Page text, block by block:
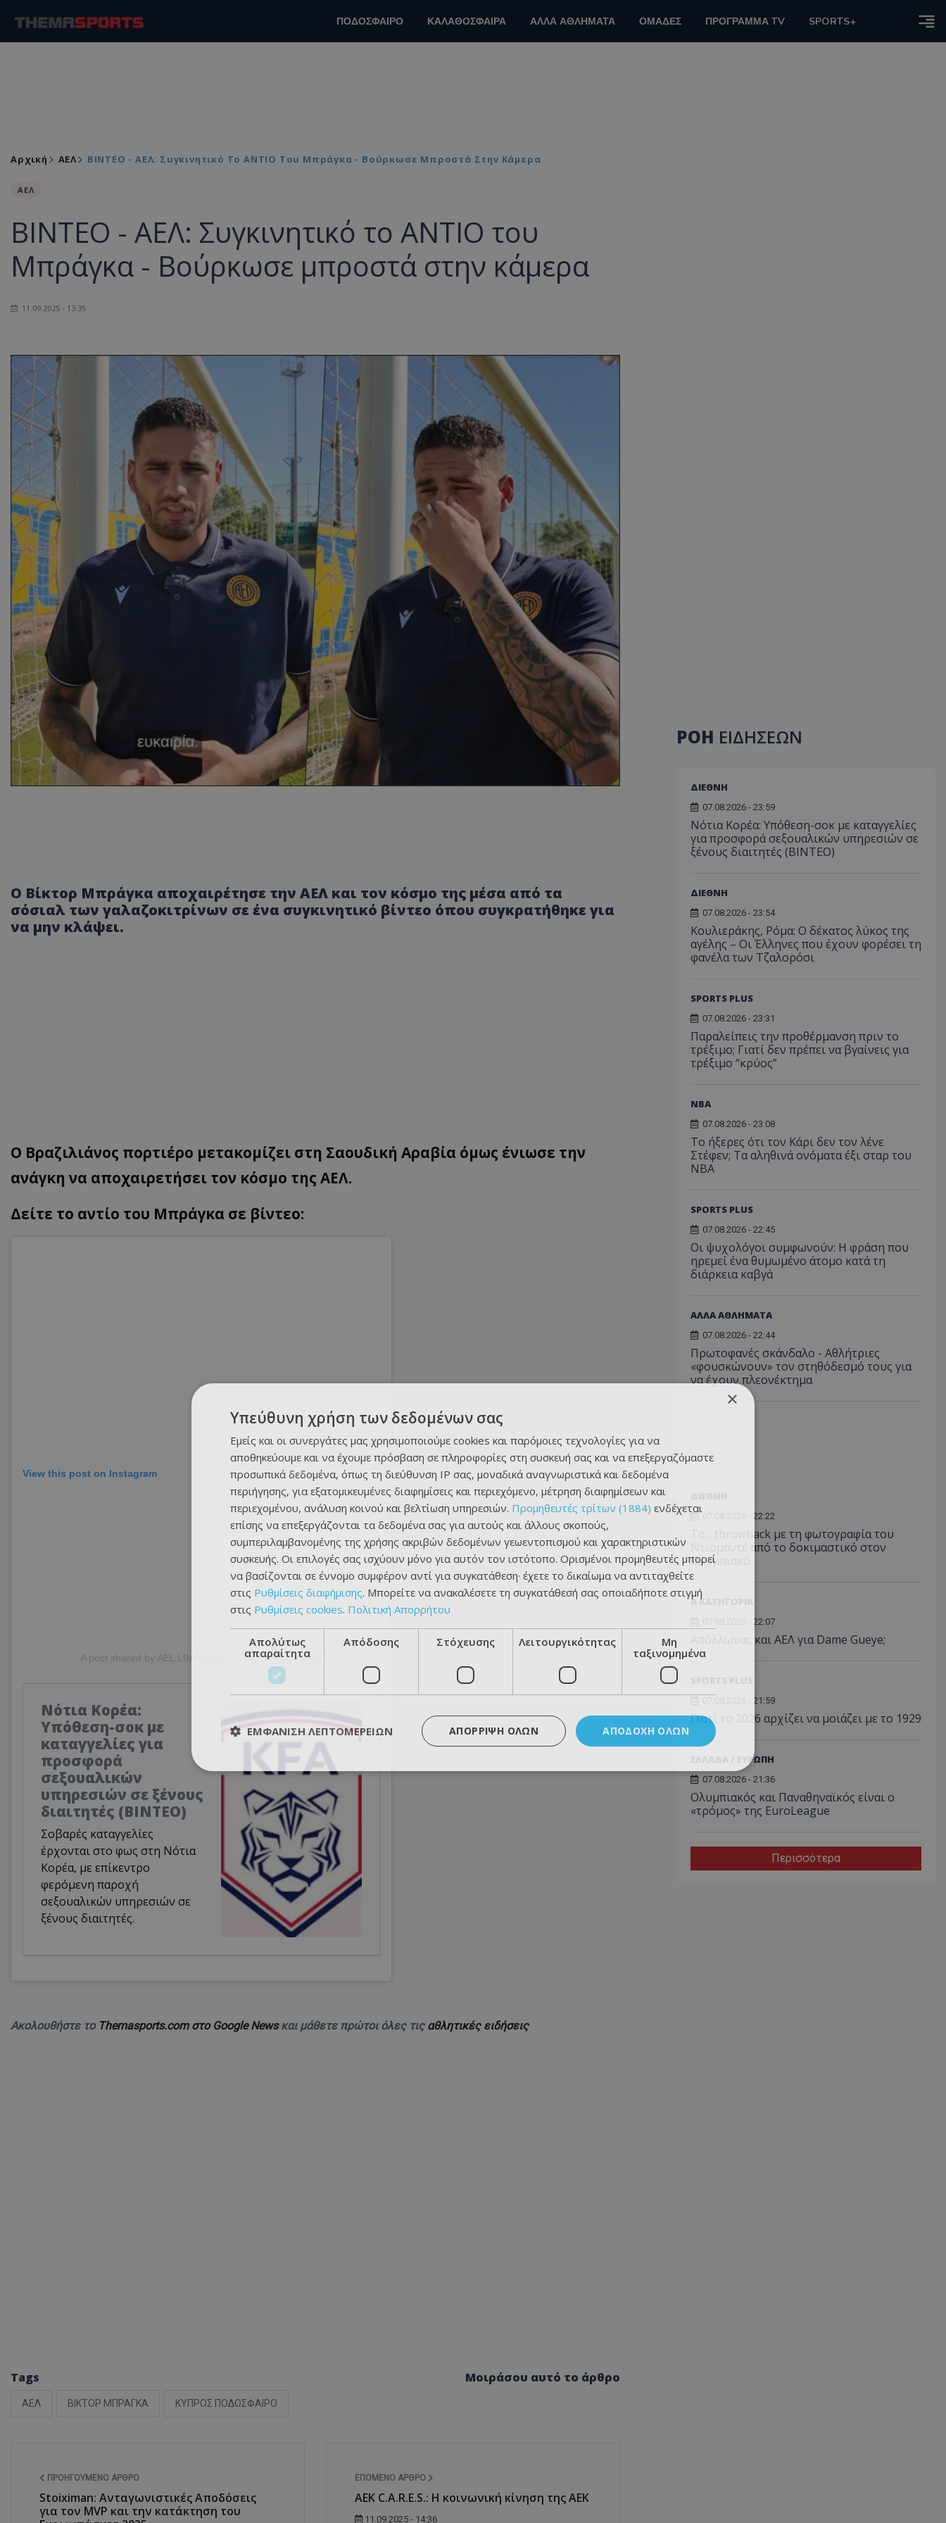
ΠΟΔΟΣΦΑΙΡΟ ΚΑΛΑΘΟΣΦΑΙΡΑ ΑΛΛΑ ΑΘΛΗΜΑΤΑ ΟΜΑΔΕΣ ΠΡΟΓΡΑΜΜΑ TV SPORTS+
Αρχική ΑΕΛ BINTEO - ΑΕΛ: Συγκινητικό Το ΑΝΤΙΟ Του Μπράγκα - Βούρκωσε Μπροστά Στην Κάμερα
ΑΕΛ
BINTEO - ΑΕΛ: Συγκινητικό το ΑΝΤΙΟ του
Μπράγκα - Βούρκωσε μπροστά στην κάμερα
11.09.2025 - 13:35
Ο Βίκτορ Μπράγκα αποχαιρέτησε την ΑΕΛ και τον κόσμο της μέσα από τα
σόσιαλ των γαλαζοκιτρίνων σε ένα συγκινητικό βίντεο όπου συγκρατήθηκε για
να μην κλάψει.
Ο Βραζιλιάνος πορτιέρο μετακομίζει στη Σαουδική Αραβία όμως ένιωσε την
ανάγκη να αποχαιρετήσει τον κόσμο της ΑΕΛ.
Δείτε το αντίο του Μπράγκα σε βίντεο:
View this post on Instagram
A post shared by AEL LIMASSOL FC (@ael_fc_official)
Νότια Κορέα:
Υπόθεση-σοκ με
καταγγελίες για
προσφορά
σεξουαλικών
υπηρεσιών σε ξένους
διαιτητές (BINTEO)
Σοβαρές καταγγελίες
έρχονται στο φως στη Νότια
Κορέα, με επίκεντρο
φερόμενη παροχή
σεξουαλικών υπηρεσιών σε
ξένους διαιτητές.
Ακολουθήστε το Themasports.com στο Google Newsκαι μάθετε πρώτοι όλες τις αθλητικές ειδήσεις
Tags
ΑΕΛ ΒΙΚΤΟΡ ΜΠΡΑΓΚΑ ΚΥΠΡΟΣ ΠΟΔΟΣΦΑΙΡΟ
Μοιράσου αυτό το άρθρο
ΠΡΟΗΓΟΎΜΕΝΟ ΆΡΘΡΟ
Stoiximan: Ανταγωνιστικές Αποδόσεις
για τον MVP και την κατάκτηση του
ΕΠΌΜΕΝΟ ΆΡΘΡΟ
AEK C.A.R.E.S.: H κοινωνική κίνηση της ΑΕΚ
11.09.2025 - 14:36
ΡΟΗ ΕΙΔΗΣΕΩΝ
ΔΙΕΘΝΗ
07.08.2026 - 23:59
Νότια Κορέα: Υπόθεση-σοκ με καταγγελίες
για προσφορά σεξουαλικών υπηρεσιών σε
ξένους διαιτητές (BINTEO)
ΔΙΕΘΝΗ
07.08.2026 - 23:54
Κουλιεράκης, Ρόμα: Ο δέκατος λύκος της
αγέλης – Οι Έλληνες που έχουν φορέσει τη
φανέλα των Τζαλορόσι
SPORTS PLUS
07.08.2026 - 23:31
Παραλείπεις την προθέρμανση πριν το
τρέξιμο; Γιατί δεν πρέπει να βγαίνεις για
τρέξιμο “κρύος”
NBA
07.08.2026 - 23:08
Το ήξερες ότι τον Κάρι δεν τον λένε
Στέφεν; Τα αληθινά ονόματα έξι σταρ του
NBA
SPORTS PLUS
07.08.2026 - 22:45
Οι ψυχολόγοι συμφωνούν: Η φράση που
ηρεμεί ένα θυμωμένο άτομο κατά τη
διάρκεια καβγά
ΑΛΛΑ ΑΘΛΗΜΑΤΑ
07.08.2026 - 22:44
Πρωτοφανές σκάνδαλο - Aθλήτριες
«φουσκώνουν» τον στηθόδεσμό τους για
να έχουν πλεονέκτημα
07.08.2026 - 22:22
Το... throwback με τη φωτογραφία του
Ντιομαντέ από το δοκιμαστικό στον
Ολυμπιακό
Α ΚΑΤΗΓΟΡΙΑ
07.08.2026 - 22:07
Απόλλωνας και ΑΕΛ για Dame Gueye;
07.08.2026 - 21:59
Γιατί το 2026 αρχίζει να μοιάζει με το 1929
ΕΛΛΑΔΑ / ΕΥΡΩΠΗ
07.08.2026 - 21:36
Ολυμπιακός και Παναθηναϊκός είναι ο
«τρόμος» της EuroLeague
Περισσότερα
×
Υπεύθυνη χρήση των δεδομένων σας
Εμείς και οι συνεργάτες μας χρησιμοποιούμε cookies και παρόμοιες τεχνολογίες για να
αποθηκεύουμε και να έχουμε πρόσβαση σε πληροφορίες στη συσκευή σας και να επεξεργαζόμαστε
προσωπικά δεδομένα, όπως τη διεύθυνση IP σας, μοναδικά αναγνωριστικά και δεδομένα
περιήγησης, για εξατομικευμένες διαφημίσεις και περιεχόμενο, μέτρηση διαφημίσεων και
περιεχομένου, ανάλυση κοινού και βελτίωση υπηρεσιών. Προμηθευτές τρίτων (1884) ενδέχεται
επίσης να επεξεργάζονται τα δεδομένα σας για αυτούς και άλλους σκοπούς,
συμπεριλαμβανομένης της χρήσης ακριβών δεδομένων γεωεντοπισμού και χαρακτηριστικών
συσκευής. Οι επιλογές σας ισχύουν μόνο για αυτόν τον ιστότοπο. Ορισμένοι προμηθευτές μπορεί
να βασίζονται σε έννομο συμφέρον αντί για συγκατάθεση· έχετε το δικαίωμα να αντιταχθείτε
στις Ρυθμίσεις διαφήμισης. Μπορείτε να ανακαλέσετε τη συγκατάθεσή σας οποιαδήποτε στιγμή
στις Ρυθμίσεις cookies. Πολιτική Απορρήτου
Απολύτως
απαραίτητα
Απόδοσης Στόχευσης Λειτουργικότητας
Μη
ταξινομημένα
ΑΠΟΔΟΧΉ ΌΛΩΝ
ΑΠΌΡΡΙΨΗ ΌΛΩΝ
ΕΜΦΆΝΙΣΗ ΛΕΠΤΟΜΕΡΕΙΏΝ